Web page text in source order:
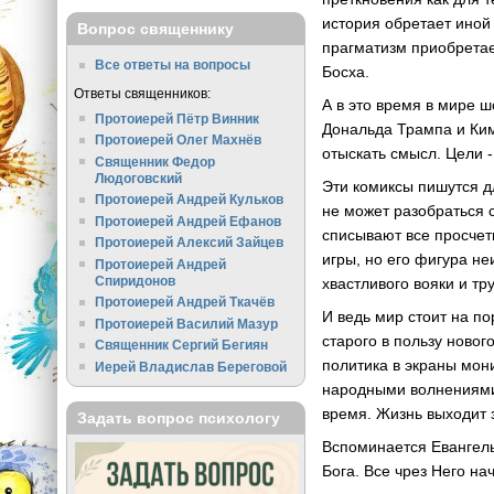
история обретает
прагматизм
Босха.
А в это время в мире
Дональда Трампа и
отыскать смысл. Цели
Эти комиксы пишутся
не может разобраться
списывают все
игры, но его фигура
хвастливого вояки и
И ведь мир стоит на
старого в пользу
политика в экраны
народными
время. Жизнь выходит
Вспоминается
Бога. Все чрез Него
Вопрос священнику
Все ответы на вопросы
Ответы священников:
Протоиерей Пётр Винник
Протоиерей Олег Махнёв
Священник Федор
Людоговский
Протоиерей Андрей Кульков
Протоиерей Андрей Ефанов
Протоиерей Алексий Зайцев
Протоиерей Андрей
Спиридонов
Протоиерей Андрей Ткачёв
Протоиерей Василий Мазур
Священник Сергий Бегиян
Иерей Владислав Береговой
Задать вопрос психологу